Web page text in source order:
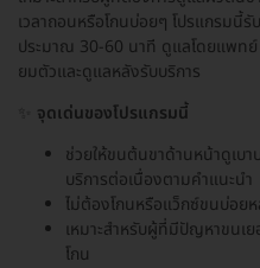
เวลาถอนหรือโกนบ่อยๆ โปรแกรมนี้รั
ประมาณ 30-60 นาที ดูแลโดยแพทย์
ยมตัวและดูแลหลังรับบริการ
จุดเด่นของโปรแกรมนี้
ช่วยให้ขนต้นขาด้านหน้าดูเบา
บริการต่อเนื่องตามคำแนะนำ
ไม่ต้องโกนหรือแว็กซ์ขนบ่อยห
เหมาะสำหรับผู้ที่มีปัญหาขนเ
โกน